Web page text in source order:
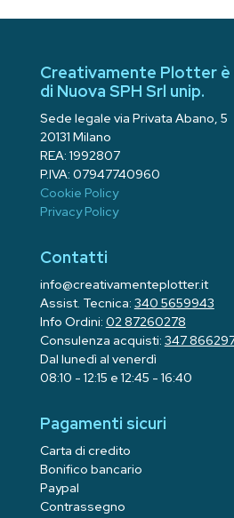
Creativamente Plotter è
di Nuova SPH Srl unip.
Sede legale via Privata Abano, 5
20131 Milano
REA: 1992807
P.IVA: 07947740960
Cookie Policy
Privacy Policy
Contatti
info@creativamenteplotter.it
Assist. Tecnica: 340 5659943
Info Ordini: 02 87260278
Consulenza acquisti: 347
Dal lunedì al venerdì
08:10 - 12:15 e 12:45 - 16:40
Pagamenti sicuri
Carta di credito
Bonifico bancario
Paypal
Contrassegno